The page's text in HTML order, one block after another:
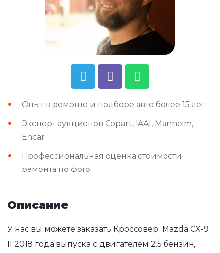
Опыт в ремонте и подборе авто более 15 лет
Эксперт аукционов Copart, IAAI, Manheim,
Encar
Профессиональная оценка стоимости
ремонта по фото
Описание
У нас вы можете заказать Кроссовер Mazda CX-9
II 2018 года выпуска с двигателем 2.5 бензин,